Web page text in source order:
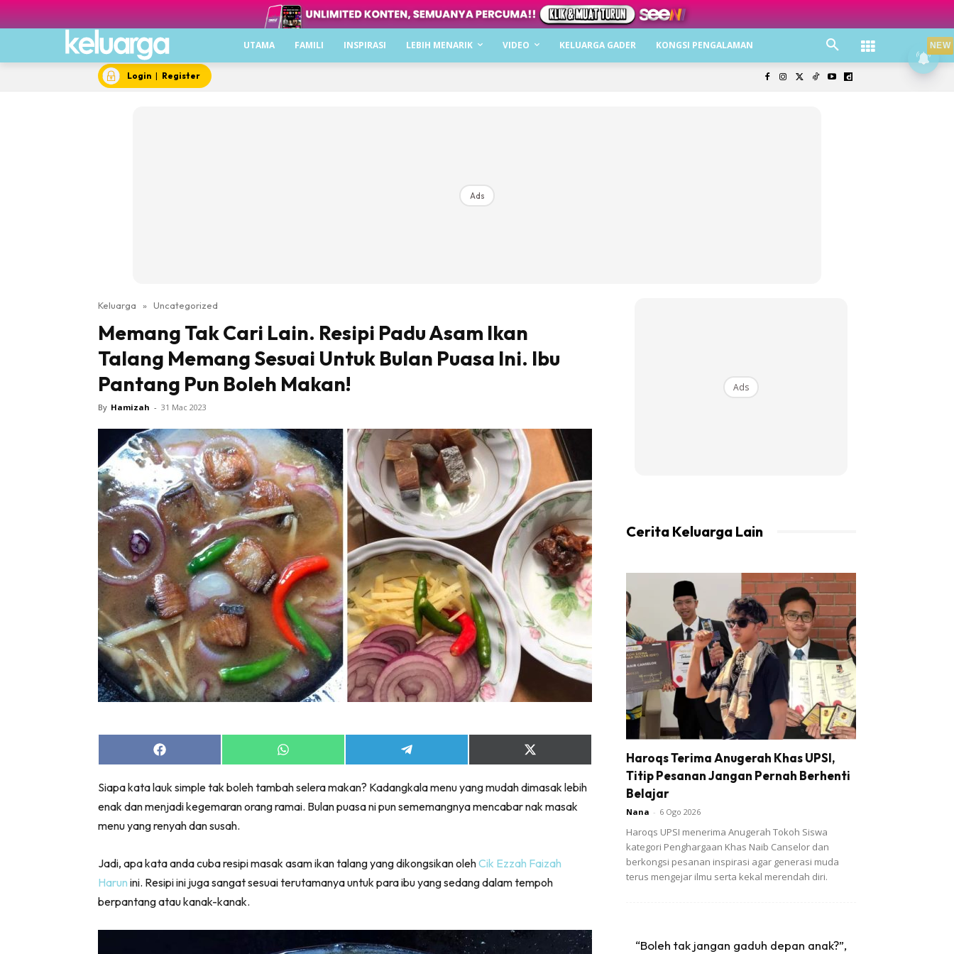
UTAMA FAMILI INSPIRASI LEBIH MENARIK VIDEO KELUARGA GADER KONGSI PENGALAMAN
Login | Register
Ads
Keluarga » Uncategorized
Memang Tak Cari Lain. Resipi Padu Asam Ikan
Talang Memang Sesuai Untuk Bulan Puasa Ini. Ibu
Pantang Pun Boleh Makan!
By Hamizah - 31 Mac 2023
Share
on
Share
on
Share
on
Share
on
(Twitter)
Siapa kata lauk simple tak boleh tambah selera makan? Kadangkala menu yang mudah dimasak lebih
enak dan menjadi kegemaran orang ramai. Bulan puasa ni pun sememangnya mencabar nak masak
menu yang renyah dan susah.
Jadi, apa kata anda cuba resipi masak asam ikan talang yang dikongsikan olehCik Ezzah Faizah
Harun ini. Resipi ini juga sangat sesuai terutamanya untuk para ibu yang sedang dalam tempoh
berpantang atau kanak-kanak.
Ads
Cerita Keluarga Lain
Haroqs Terima Anugerah Khas UPSI,
Titip Pesanan Jangan Pernah Berhenti
Belajar
Nana - 6 Ogo 2026
Haroqs UPSI menerima Anugerah Tokoh Siswa
kategori Penghargaan Khas Naib Canselor dan
berkongsi pesanan inspirasi agar generasi muda
terus mengejar ilmu serta kekal merendah diri.
“Boleh tak jangan gaduh depan anak?”,
NEW